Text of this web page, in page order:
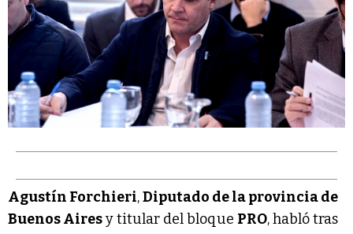
Agustín Forchieri,Diputado de la provincia de
Buenos Airesy titular del bloque PRO, habló tras